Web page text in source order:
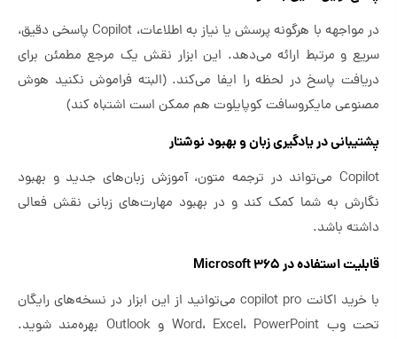
در مواجهه با هرگونه پرسش یا نیاز به اطلاعات، Copilot پاسخی دقیق،
سریع و مرتبط ارائه می‌دهد. این ابزار نقش یک مرجع مطمئن برای
دریافت پاسخ در لحظه را ایفا می‌کند. (البته فراموش نکنید هوش
مصنوعی مایکروسافت کوپایلوت هم ممکن است اشتباه کند)
پشتیبانی در یادگیری زبان و بهبود نوشتار
Copilot می‌تواند در ترجمه متون، آموزش زبان‌های جدید و بهبود
نگارش به شما کمک کند و در بهبود مهارت‌های زبانی نقش فعالی
داشته باشد.
قابلیت استفاده در Microsoft 365
با خرید اکانت copilot pro می‌توانید از این ابزار در نسخه‌های رایگان
تحت وب Word، Excel، PowerPoint و Outlook بهره‌مند شوید.